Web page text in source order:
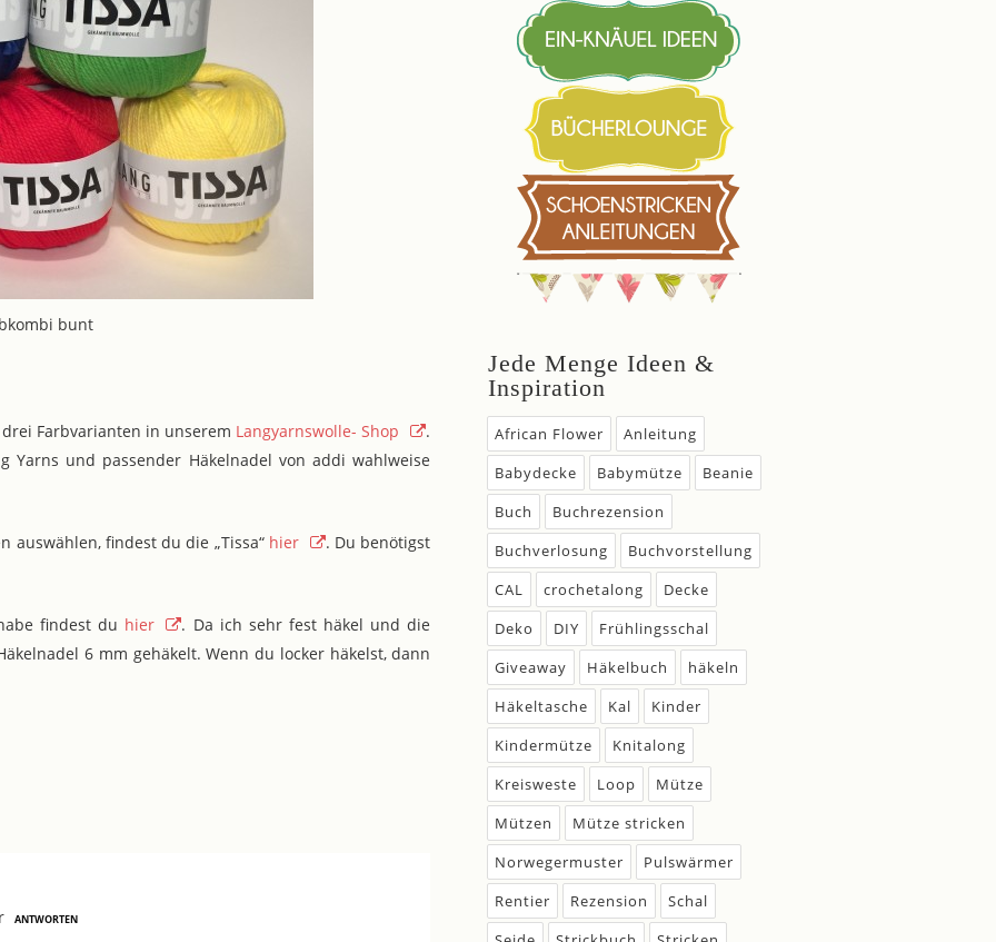
bunt
Farbvarianten in unserem Langyarnswolle- Shop
.
Yarns und passender Häkelnadel von addi wahlweise
auswählen, findest du die „Tissa“ hier . Du benötigst
findest du hier
. Da ich sehr fest häkel und die
6 mm gehäkelt. Wenn du locker häkelst, dann
ANTWORTEN
Jede Menge Ideen &
Inspiration
African Flower
Anleitung
Babydecke
Babymütze
Beanie
Buch
Buchrezension
Buchverlosung
Buchvorstellung
CAL
crochetalong
Decke
Deko
DIY
Frühlingsschal
Giveaway
Häkelbuch
häkeln
Häkeltasche
Kal
Kinder
Kindermütze
Knitalong
Kreisweste
Loop
Mütze
Mützen
Mütze stricken
Norwegermuster
Pulswärmer
Rentier
Rezension
Schal